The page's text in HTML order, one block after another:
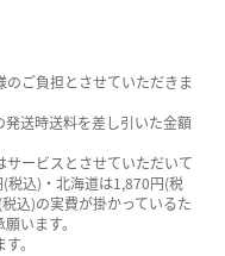
ご負担とさせていただきま
送時送料を差し引いた金額
ービスとさせていただいて
税込)・北海道は1,870円(税
込)の実費が掛かっているた
います。
。